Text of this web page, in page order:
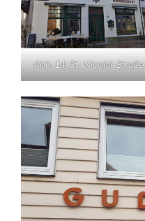
Abb. 14: St.-Nicolai-Straße